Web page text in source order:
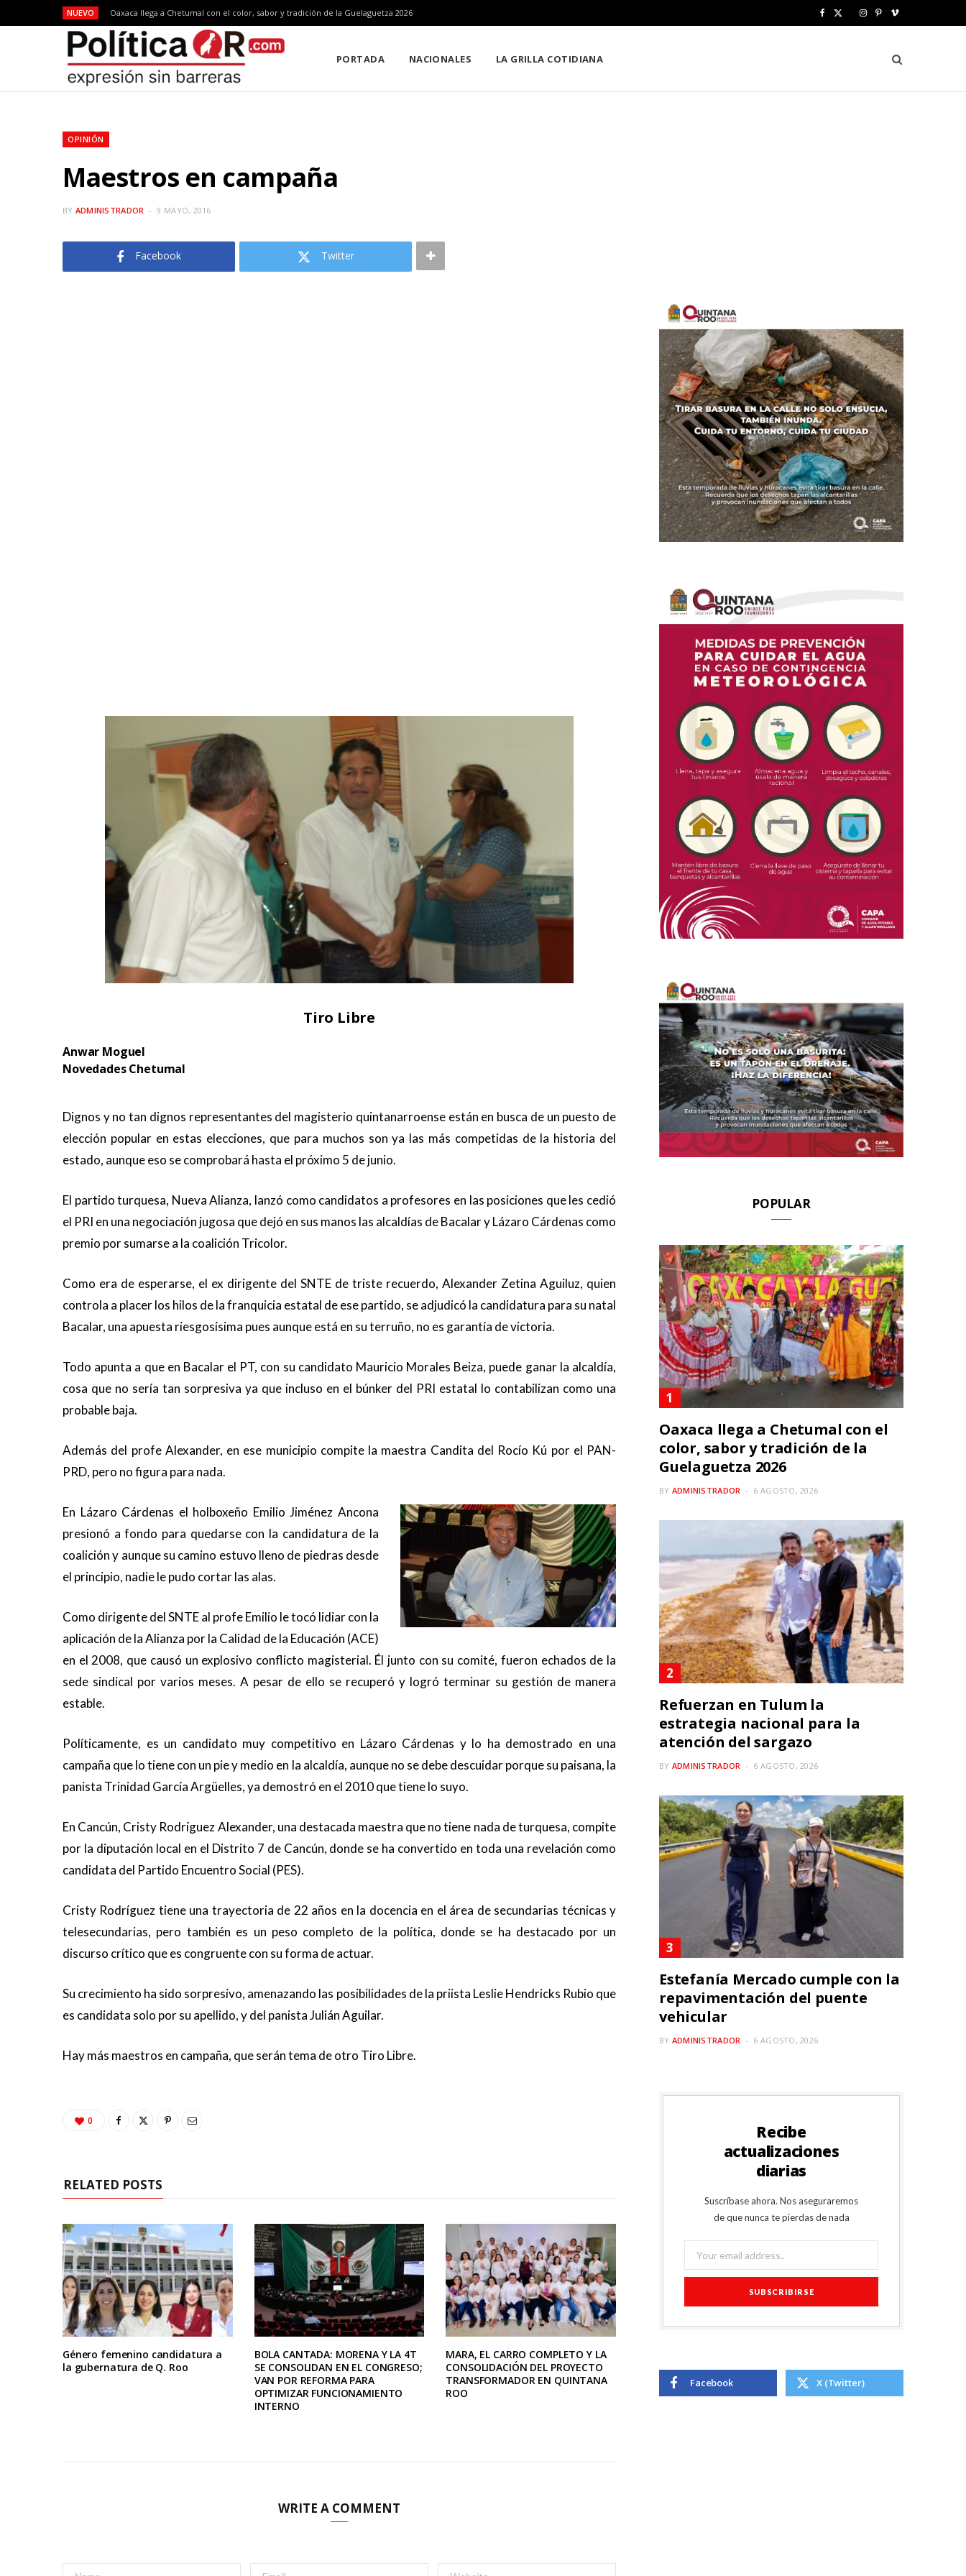
NUEVO Oaxaca llega a Chetumal con el color, sabor y tradición de la Guelaguetza 2026
e w
I
t
P
t
V
m
e
PORTADA NACIONALES LA GRILLA COTIDIANA
OPINIÓN
Maestros en campaña
BY ADMINISTRADOR 9 MAYO, 2016
Facebook Twitter
Tiro Libre
Anwar Moguel
Novedades Chetumal
Dignos y no tan dignos representantes del magisterio quintanarroense están en busca de un puesto de
elección popular en estas elecciones, que para muchos son ya las más competidas de la historia del
estado, aunque eso se comprobará hasta el próximo 5 de junio.
El partido turquesa, Nueva Alianza, lanzó como candidatos a profesores en las posiciones que les cedió
el PRI en una negociación jugosa que dejó en sus manos las alcaldías de Bacalar y Lázaro Cárdenas como
premio por sumarse a la coalición Tricolor.
Como era de esperarse, el ex dirigente del SNTE de triste recuerdo, Alexander Zetina Aguiluz, quien
controla a placer los hilos de la franquicia estatal de ese partido, se adjudicó la candidatura para su natal
Bacalar, una apuesta riesgosísima pues aunque está en su terruño, no es garantía de victoria.
Todo apunta a que en Bacalar el PT, con su candidato Mauricio Morales Beiza, puede ganar la alcaldía,
cosa que no sería tan sorpresiva ya que incluso en el búnker del PRI estatal lo contabilizan como una
probable baja.
Además del profe Alexander, en ese municipio compite la maestra Candita del Rocío Kú por el PAN-
PRD, pero no figura para nada.
En Lázaro Cárdenas el holboxeño Emilio Jiménez Ancona
presionó a fondo para quedarse con la candidatura de la
coalición y aunque su camino estuvo lleno de piedras desde
el principio, nadie le pudo cortar las alas.
Como dirigente del SNTE al profe Emilio le tocó lidiar con la
aplicación de la Alianza por la Calidad de la Educación (ACE)
en el 2008, que causó un explosivo conflicto magisterial. Él junto con su comité, fueron echados de la
sede sindical por varios meses. A pesar de ello se recuperó y logró terminar su gestión de manera
estable.
Políticamente, es un candidato muy competitivo en Lázaro Cárdenas y lo ha demostrado en una
campaña que lo tiene con un pie y medio en la alcaldía, aunque no se debe descuidar porque su paisana, la
panista Trinidad García Argüelles, ya demostró en el 2010 que tiene lo suyo.
En Cancún, Cristy Rodríguez Alexander, una destacada maestra que no tiene nada de turquesa, compite
por la diputación local en el Distrito 7 de Cancún, donde se ha convertido en toda una revelación como
candidata del Partido Encuentro Social (PES).
Cristy Rodríguez tiene una trayectoria de 22 años en la docencia en el área de secundarias técnicas y
telesecundarias, pero también es un peso completo de la política, donde se ha destacado por un
discurso crítico que es congruente con su forma de actuar.
Su crecimiento ha sido sorpresivo, amenazando las posibilidades de la priista Leslie Hendricks Rubio que
es candidata solo por su apellido, y del panista Julián Aguilar.
Hay más maestros en campaña, que serán tema de otro Tiro Libre.
0
RELATED POSTS
Género femenino candidatura a
la gubernatura de Q. Roo
BOLA CANTADA: MORENA Y LA 4T
SE CONSOLIDAN EN EL CONGRESO;
VAN POR REFORMA PARA
OPTIMIZAR FUNCIONAMIENTO
INTERNO
MARA, EL CARRO COMPLETO Y LA
CONSOLIDACIÓN DEL PROYECTO
TRANSFORMADOR EN QUINTANA
ROO
WRITE A COMMENT
POPULAR
Oaxaca llega a Chetumal con el
color, sabor y tradición de la
Guelaguetza 2026
BY ADMINISTRADOR 6 AGOSTO, 2026
Refuerzan en Tulum la
estrategia nacional para la
atención del sargazo
BY ADMINISTRADOR 6 AGOSTO, 2026
Estefanía Mercado cumple con la
repavimentación del puente
vehicular
BY ADMINISTRADOR 6 AGOSTO, 2026
Recibe
actualizaciones
diarias
Suscríbase ahora. Nos aseguraremos
de que nunca te pierdas de nada
Facebook X (Twitter)